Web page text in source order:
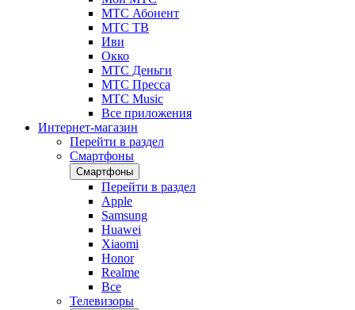
МТС Абонент
МТС ТВ
Иви
Окко
МТС Деньги
МТС Пресса
МТС Music
Все приложения
Интернет-магазин
Перейти в раздел
Смартфоны
Смартфоны
Перейти в раздел
Apple
Samsung
Huawei
Xiaomi
Honor
Realme
Все
Телевизоры